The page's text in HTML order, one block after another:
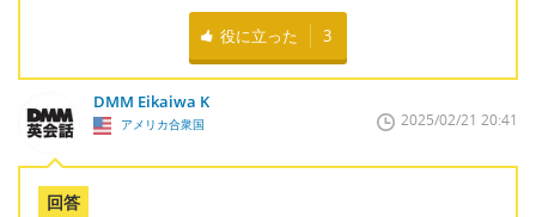
役に立った 3
DMM Eikaiwa K
アメリカ合衆国 2025/02/21 20:41
回答